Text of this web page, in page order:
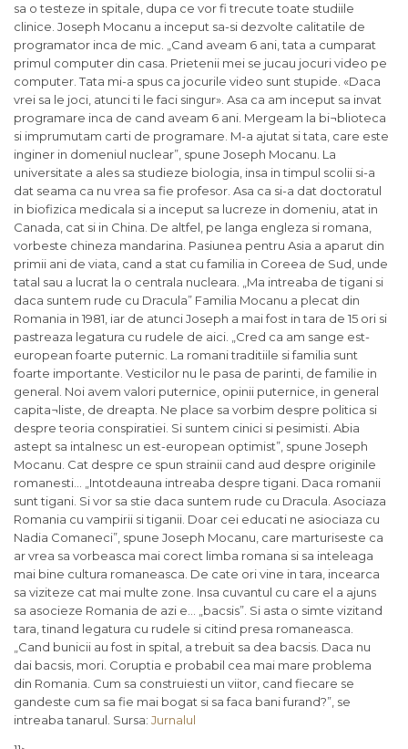
sa o testeze in spitale, dupa ce vor fi trecute toate studiile
clinice. Joseph Mocanu a inceput sa-si dezvolte calitatile de
programator inca de mic. „Cand aveam 6 ani, tata a cumparat
primul computer din casa. Prietenii mei se jucau jocuri video pe
computer. Tata mi-a spus ca jocurile video sunt stupide. «Daca
vrei sa le joci, atunci ti le faci singur». Asa ca am inceput sa invat
programare inca de cand aveam 6 ani. Mergeam la bi¬blioteca
si imprumutam carti de programare. M-a ajutat si tata, care este
inginer in domeniul nuclear”, spune Joseph Mocanu. La
universitate a ales sa studieze biologia, insa in timpul scolii si-a
dat seama ca nu vrea sa fie profesor. Asa ca si-a dat doctoratul
in biofizica medicala si a inceput sa lucreze in domeniu, atat in
Canada, cat si in China. De altfel, pe langa engleza si romana,
vorbeste chineza mandarina. Pasiunea pentru Asia a aparut din
primii ani de viata, cand a stat cu familia in Coreea de Sud, unde
tatal sau a lucrat la o centrala nucleara. „Ma intreaba de tigani si
daca suntem rude cu Dracula” Familia Mocanu a plecat din
Romania in 1981, iar de atunci Joseph a mai fost in tara de 15 ori si
pastreaza legatura cu rudele de aici. „Cred ca am sange est-
european foarte puternic. La romani traditiile si familia sunt
foarte importante. Vesticilor nu le pasa de parinti, de familie in
general. Noi avem valori puternice, opinii puternice, in general
capita¬liste, de dreapta. Ne place sa vorbim despre politica si
despre teoria conspiratiei. Si suntem cinici si pesimisti. Abia
astept sa intalnesc un est-european optimist”, spune Joseph
Mocanu. Cat despre ce spun strainii cand aud despre originile
romanesti… „Intotdeauna intreaba despre tigani. Daca romanii
sunt tigani. Si vor sa stie daca suntem rude cu Dracula. Asociaza
Romania cu vampirii si tiganii. Doar cei educati ne asiociaza cu
Nadia Comaneci”, spune Joseph Mocanu, care marturiseste ca
ar vrea sa vorbeasca mai corect limba romana si sa inteleaga
mai bine cultura romaneasca. De cate ori vine in tara, incearca
sa viziteze cat mai multe zone. Insa cuvantul cu care el a ajuns
sa asocieze Romania de azi e… „bacsis”. Si asta o simte vizitand
tara, tinand legatura cu rudele si citind presa romaneasca.
„Cand bunicii au fost in spital, a trebuit sa dea bacsis. Daca nu
dai bacsis, mori. Coruptia e probabil cea mai mare problema
din Romania. Cum sa construiesti un viitor, cand fiecare se
gandeste cum sa fie mai bogat si sa faca bani furand?”, se
intreaba tanarul. Sursa: Jurnalul